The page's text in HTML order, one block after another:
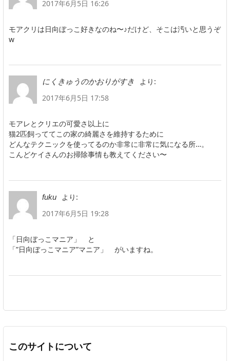
2017年6月5日 16:26
モアクリは日向ぼっこ好きなのね〜♪だけど、そこは汚いと思うぞ
w
にくきゅうのかおりがすき
より:
2017年6月5日 17:58
モアレとクリエの可愛さ以上に
猫2匹飼っててこの家の綺麗さを維持するために
どんなテクニックを使ってるのか非常に非常に気になる所…。
こんどケイさんのお掃除事情も教えてください〜
fuku
より:
2017年6月5日 19:28
「日向ぼっこマニア」 と
「”日向ぼっこマニア”マニア」 がいますね。
このサイトについて